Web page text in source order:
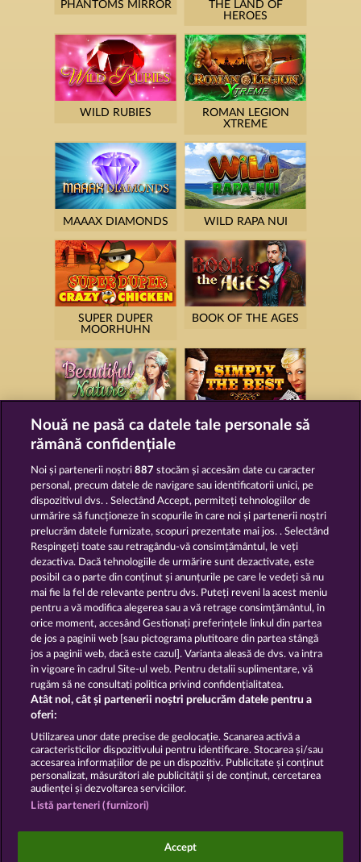
PHANTOMS MIRROR
THE LAND OF
HEROES
WILD RUBIES
ROMAN LEGION
XTREME
MAAAX DIAMONDS WILD RAPA NUI
SUPER DUPER
MOORHUHN
BOOK OF THE AGES
BEAUTIFUL NATURE SIMPLY THE BEST
ROYAL SEVEN
GOLDEN EI OF
MOORHUHN
Afișează toate jocurile
Termeni și condiții
Declarație de confidențialitate
Asistență tehnică Firmă
Trimite Cererea de Retragere
Jocurile din cazinoul de socializare au ca unic scop
Nouă ne pasă ca datele tale personale să
rămână confidențiale
Noi și partenerii noștri887 stocăm și accesăm date cu caracter
personal, precum datele de navigare sau identificatorii unici, pe
dispozitivul dvs. . Selectând Accept, permiteți tehnologiilor de
urmărire să funcționeze în scopurile în care noi și partenerii noștri
prelucrăm datele furnizate, scopuri prezentate mai jos. . Selectând
Respingeți toate sau retragându-vă consimțământul, le veți
dezactiva. Dacă tehnologiile de urmărire sunt dezactivate, este
posibil ca o parte din conținut și anunțurile pe care le vedeți să nu
mai fie la fel de relevante pentru dvs. Puteți reveni la acest meniu
pentru a vă modifica alegerea sau a vă retrage consimțământul, în
orice moment, accesând Gestionați preferințele linkul din partea
de jos a paginii web [sau pictograma plutitoare din partea stângă
jos a paginii web, dacă este cazul]. Varianta aleasă de dvs. va intra
în vigoare în cadrul Site-ul web. Pentru detalii suplimentare, vă
rugăm să ne consultați politica privind confidențialitatea.
Atât noi, cât și partenerii noștri prelucrăm datele pentru a
oferi:
Utilizarea unor date precise de geolocație. Scanarea activă a
caracteristicilor dispozitivului pentru identificare. Stocarea și/sau
accesarea informațiilor de pe un dispozitiv. Publicitate și conținut
personalizat, măsurători ale publicității și de conținut, cercetarea
audienței și dezvoltarea serviciilor.
Listă parteneri (furnizori)
Accept